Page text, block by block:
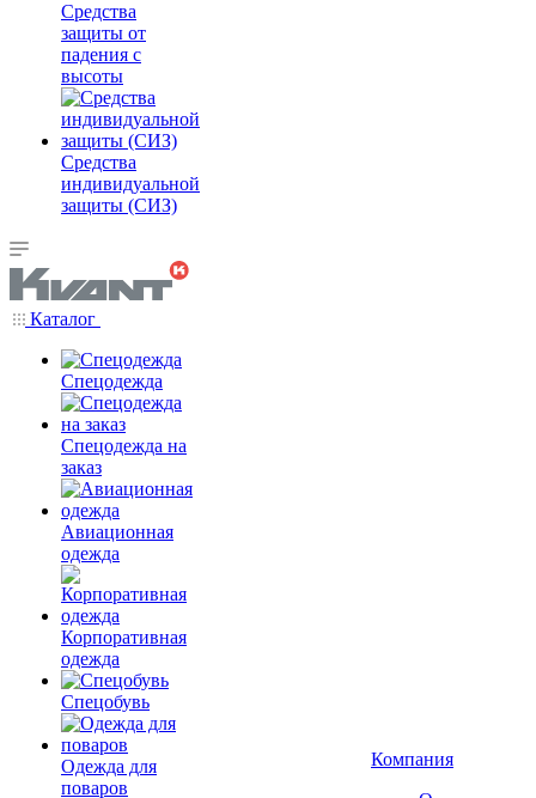
Средства
защиты от
падения с
высоты
Средства
индивидуальной
защиты (СИЗ)
Каталог
Спецодежда
Спецодежда на
заказ
Авиационная
одежда
Корпоративная
одежда
Спецобувь
Одежда для
поваров
Компания